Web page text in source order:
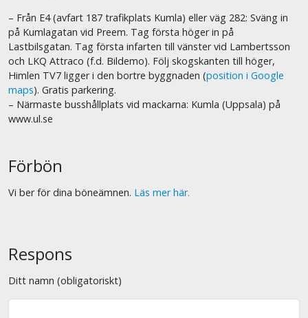
– Från E4 (avfart 187 trafikplats Kumla) eller väg 282: Sväng in
på Kumlagatan vid Preem. Tag första höger in på
Lastbilsgatan. Tag första infarten till vänster vid Lambertsson
och LKQ Attraco (f.d. Bildemo). Följ skogskanten till höger,
Himlen TV7 ligger i den bortre byggnaden (position i Google
maps). Gratis parkering.
– Närmaste busshållplats vid mackarna: Kumla (Uppsala) på
www.ul.se
Förbön
Vi ber för dina böneämnen. Läs mer här.
Respons
Ditt namn (obligatoriskt)